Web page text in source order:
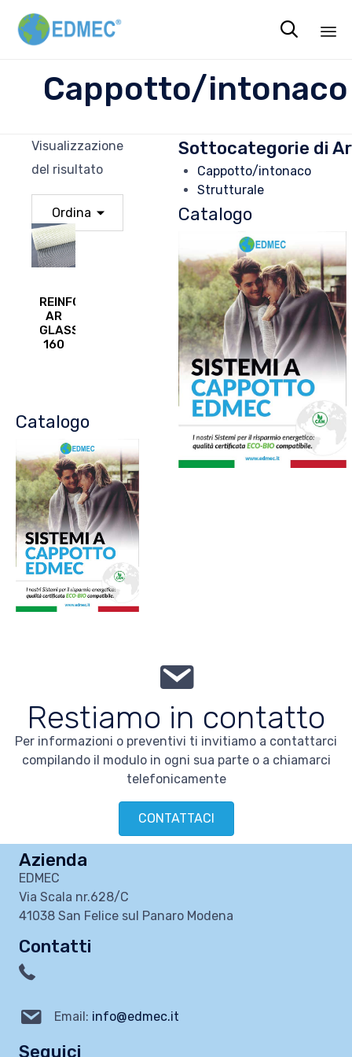

to
Cappotto/intonaco
Sottocategorie di
Cappotto/intonaco
Strutturale
Catalogo
Visualizzazione
del risultato
REINFORCED
AR
GLASS
160
Catalogo
Restiamo in contatto
Per informazioni o preventivi ti invitiamo a contattarci
compilando il modulo in ogni sua parte o a chiamarci
telefonicamente
CONTATTACI
Azienda
EDMEC
Via Scala nr.628/C
41038 San Felice sul Panaro Modena
Contatti
Email: info@edmec.it
Seguici